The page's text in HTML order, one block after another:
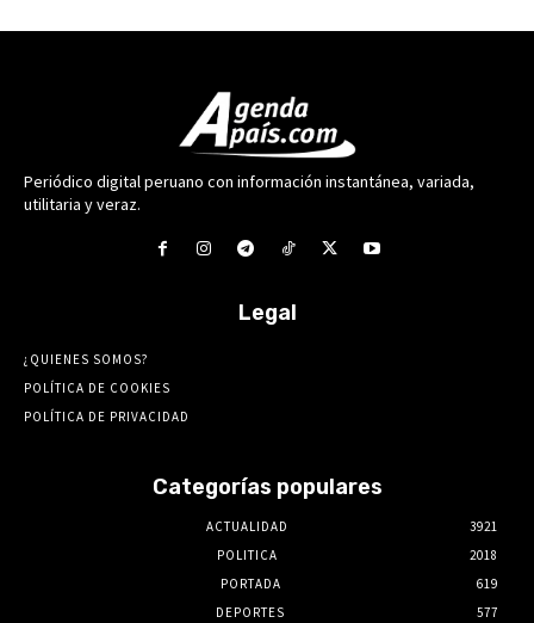
Periódico digital peruano con información instantánea, variada,
utilitaria y veraz.
Legal
¿QUIENES SOMOS?
POLÍTICA DE COOKIES
POLÍTICA DE PRIVACIDAD
Categorías populares
ACTUALIDAD
3921
POLITICA
2018
PORTADA
619
DEPORTES
577